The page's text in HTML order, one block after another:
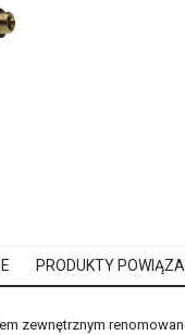
PRODUKTY
zewnętrznym